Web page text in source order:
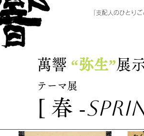
「支配人のひとり
萬響 “弥生”展
テーマ展
[ 春 -